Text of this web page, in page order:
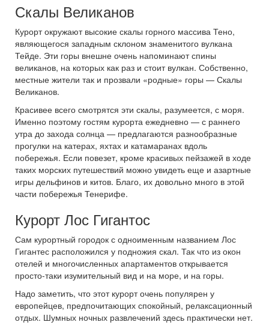
Скалы Великанов
Курорт окружают высокие скалы горного массива Тено,
являющегося западным склоном знаменитого вулкана
Тейде. Эти горы внешне очень напоминают спины
великанов, на которых как раз и стоит вулкан. Собственно,
местные жители так и прозвали «родные» горы — Скалы
Великанов.
Красивее всего смотрятся эти скалы, разумеется, с моря.
Именно поэтому гостям курорта ежедневно — с раннего
утра до захода солнца — предлагаются разнообразные
прогулки на катерах, яхтах и катамаранах вдоль
побережья. Если повезет, кроме красивых пейзажей в ходе
таких морских путешествий можно увидеть еще и азартные
игры дельфинов и китов. Благо, их довольно много в этой
части побережья Тенерифе.
Курорт Лос Гигантос
Сам курортный городок с одноименным названием Лос
Гигантес расположился у подножия скал. Так что из окон
отелей и многочисленных апартаментов открывается
просто-таки изумительный вид и на море, и на горы.
Надо заметить, что этот курорт очень популярен у
европейцев, предпочитающих спокойный, релаксационный
отдых. Шумных ночных развлечений здесь практически нет.